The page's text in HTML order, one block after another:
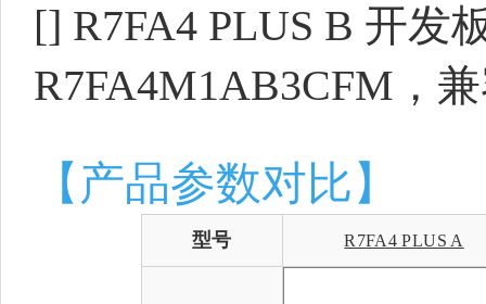
[] R7FA4 PLUS B 开发
R7FA4M1AB3CFM，
【产品参数对比】
型号 R7FA4 PLUS A